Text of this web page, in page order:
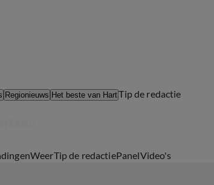
Regionieuws Het beste van HartTip de redactie
WeerTip de redactiePanelVideo's